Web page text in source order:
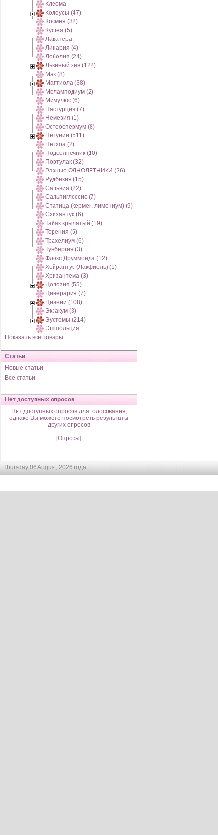
Клеома
Колеусы (47)
Космея (32)
Куфея (5)
Лаватера
Линария (4)
Лобелия (24)
Львиный зев (122)
Мак (8)
Маттиола (38)
Меламподиум (2)
Мимулюс (6)
Настурция (7)
Немезия (1)
Остеоспермум (8)
Петунии (511)
Петхоа (2)
Подсолнечник (10)
Портулак (32)
Разные ОДНОЛЕТНИКИ (26)
Рудбекия (15)
Сальвия (22)
Сальпиглоссис (7)
Статица (кермек, лимониум) (9)
Схизантус (6)
Табак крылатый (19)
Торения (5)
Трахелиум (6)
Тунбергия (3)
Флокс Друммонда (12)
Хейрантус (Лакфиоль) (1)
Хризантема (3)
Целозия (55)
Цинерария (7)
Циннии (108)
Экзакум (3)
Эустомы (214)
Эшшольция
Показать все товары
Статьи
Новые статьи
Все статьи
Нет доступных опросов
Нет доступных опросов для голосования,
однако Вы можете посмотреть результаты
других опросов
[Опросы]
Thursday 06 August, 2026 года